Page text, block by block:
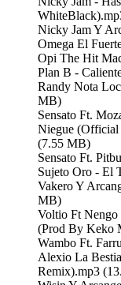
Nicky Jam Y
Omega El
Opi The Hit
Plan B -
Randy Nota
MB)
Sensato Ft.
Niegue
(7.55 MB)
Sensato Ft.
Sujeto Oro - El
Vakero Y
MB)
Voltio Ft
(Prod By Keko
Wambo Ft.
Alexio La
Remix).mp3